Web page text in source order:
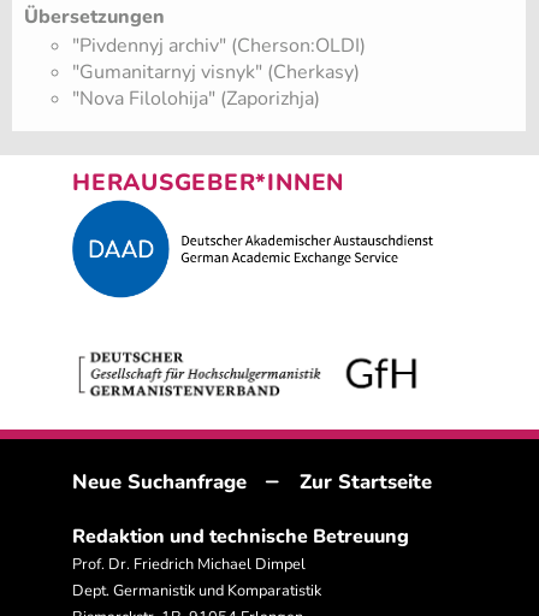
Übersetzungen
"Pivdennyj archiv" (Cherson:OLDI)
"Gumanitarnyj visnyk" (Cherkasy)
"Nova Filolohija" (Zaporizhja)
HERAUSGEBER*INNEN
Neue Suchanfrage – Zur Startseite
Redaktion und technische Betreuung
Prof. Dr. Friedrich Michael Dimpel
Dept. Germanistik und Komparatistik